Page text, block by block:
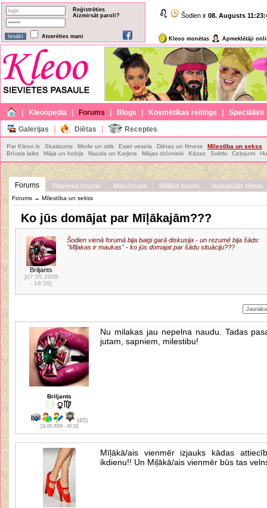
Reģistrēties
Aizmirsāt paroli?
Atcerēties mani
Šodien ir 08. Augusts
Kleoo monētas Apmeklētāji
| Kleoopedia | Forums | Blogs | Kosmētikas reitings | Speciālisti
Galerijas | Diētas | Receptes
Par Kleoo.lv Skaistums Mode un stils Esiet vesela Diētas un fitness
Mīlestība un sekss
Brīvais laiks
Māja un hobijs Nauda un Karjera Mājas dzīvnieki Kāzas Svētki Ceļojumi
Forums Pievienot forumu Mani forumi Mīļākie forumi Neizlasītās tēmas
Forums → Mīlestība un sekss
Ko jūs domājat par Mīļākajām???
Briljants
[07.05.2008
- 18:38]
Šodien vienā forumā bija baigi garā diskusija - un rezumē bija šāds:
"Mīļakas ir maukas" - ko jūs domajat par šādu situāciju???
Briljants
(40)
[11.06.2009 - 00:11]
Nu milakas jau nepelna naudu. Tadas
jutam, sapniem, milestibu!
Mīļākā/ais vienmēr izjauks kādas
ikdienu!! Un Miļākā/ais vienmēr būs tas